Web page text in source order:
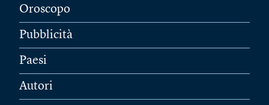
Oroscopo
Pubblicità
Paesi
Autori